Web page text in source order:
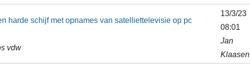
harde schijf met opnames van satelliettelevisie op pc
vdw
13/3/23
08:01
Jan
Klaasen